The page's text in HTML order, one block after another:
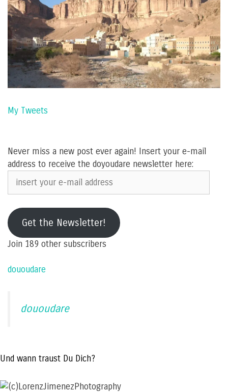
My Tweets
Never miss a new post ever again! Insert your e-mail
address to receive the doyoudare newsletter here:
insert
mail
addressGet the Newsletter!
Join 189 other subscribers
dououdare
dououdare
Und wann traust Du Dich?